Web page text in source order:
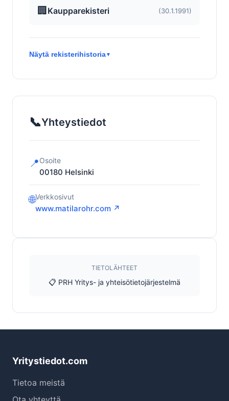
🏢 Kaupparekisteri (30.1.1991)
Näytä rekisterihistoria▼
📞Yhteystiedot
📍Osoite
00180 Helsinki
🌐Verkkosivut
www.matilarohr.com ↗
TIETOLÄHTEET
📋 PRH Yritys- ja yhteisötietojärjestelmä
Yritystiedot.com
Tietoa meistä